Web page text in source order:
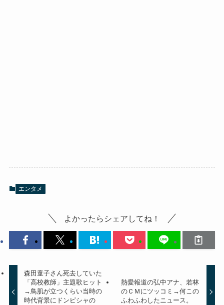
エンタメ
よかったらシェアしてね！
森田童子さん死去していた
「高校教師」主題歌ヒット
→鳥肌が立つくらい当時の
時代背景にドンピシャの
熱愛報道の弘中アナ、若林
のＣＭにツッコミ→何この
ふわふわしたニュース。